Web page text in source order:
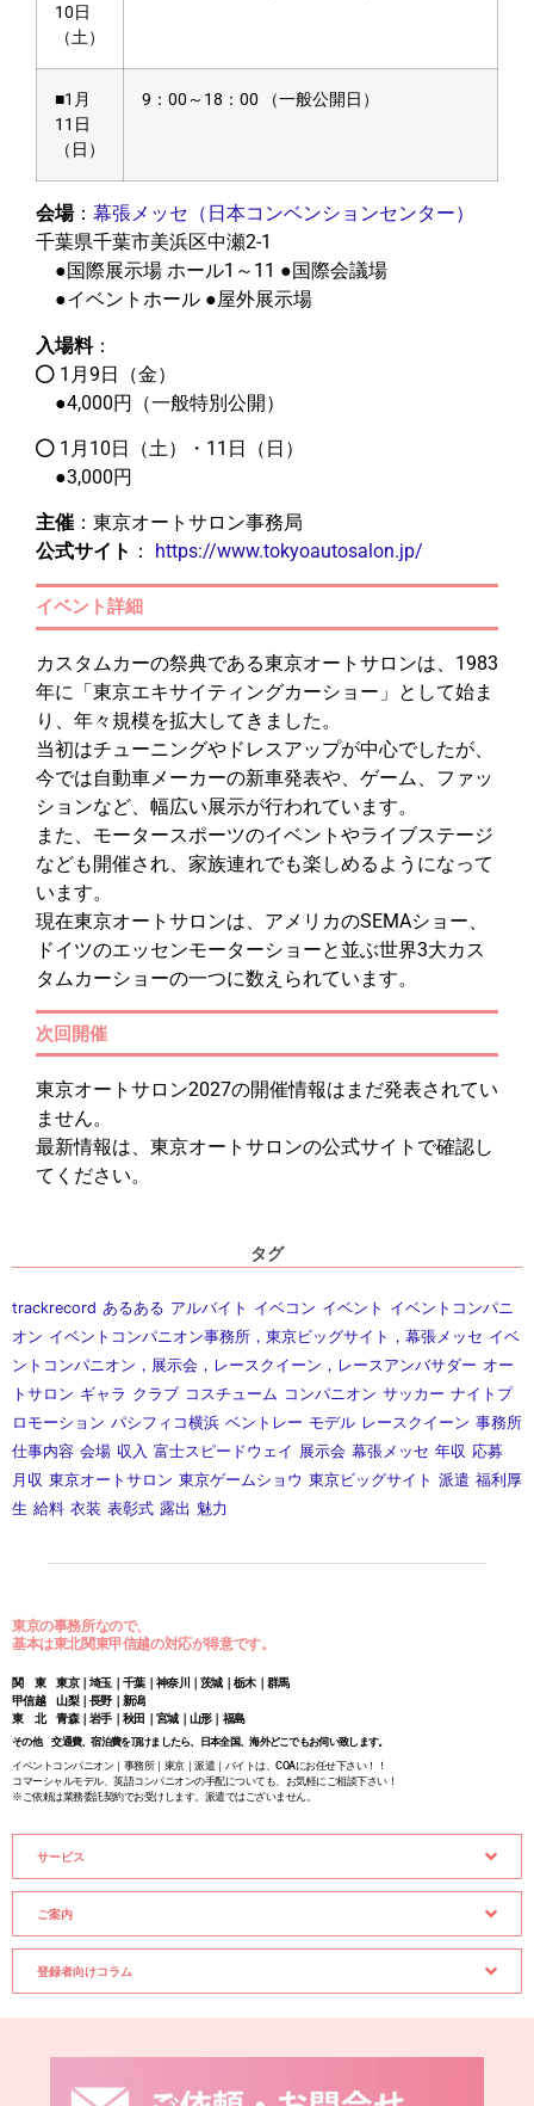
10日
（土）
■1月
11日
（日）
9：00～18：00 （一般公開日）
会場： 幕張メッセ（日本コンベンションセンター）
千葉県千葉市美浜区中瀬2-1
●国際展示場 ホール1～11 ●国際会議場
●イベントホール ●屋外展示場
入場料：
1月9日（金）
●4,000円（一般特別公開）
1月10日（土）・11日（日）
●3,000円
主催 ：東京オートサロン事務局
公式サイト ： https://www.tokyoautosalon.jp/
イベント詳細
カスタムカーの祭典である東京オートサロンは、1983
年に「東京エキサイティングカーショー」として始ま
り、年々規模を拡大してきました。
当初はチューニングやドレスアップが中心でしたが、
今では自動車メーカーの新車発表や、ゲーム、ファッ
ションなど、幅広い展示が行われています。
また、モータースポーツのイベントやライブステージ
なども開催され、家族連れでも楽しめるようになって
います。
現在東京オートサロンは、アメリカのSEMAショー、
ドイツのエッセンモーターショーと並ぶ世界3大カス
タムカーショーの一つに数えられています。
次回開催
東京オートサロン2027の開催情報はまだ発表されてい
ません。
最新情報は、東京オートサロンの公式サイトで確認し
てください。
タグ
trackrecord あるある アルバイト イベコン イベント イベントコンパニ
オン イベントコンパニオン事務所，東京ビッグサイト，幕張メッセ イベ
ントコンパニオン，展示会，レースクイーン，レースアンバサダー オー
トサロン ギャラ クラブ コスチューム コンパニオン サッカー ナイトプ
ロモーション パシフィコ横浜 ベントレー モデル レースクイーン 事務所
仕事内容 会場 収入 富士スピードウェイ 展示会 幕張メッセ 年収 応募
月収 東京オートサロン 東京ゲームショウ 東京ビッグサイト 派遣 福利厚
生 給料 衣装 表彰式 露出 魅力
東京の事務所なので、
基本は東北関東甲信越の対応が得意です。
関 東 東京｜埼玉｜千葉｜神奈川｜茨城｜栃木｜群馬
甲信越 山梨｜長野｜新潟
東 北 青森｜岩手｜秋田｜宮城｜山形｜福島
その他 交通費、宿泊費を頂けましたら、日本全国、海外どこでもお伺い致します。
イベントコンパニオン｜事務所｜東京｜派遣｜バイトは、COAにお任せ下さい！！
コマーシャルモデル、英語コンパニオンの手配についても、お気軽にご相談下さい！
※ご依頼は業務委託契約でお受けします。派遣ではございません。
サービス
ご案内
登録者向けコラム